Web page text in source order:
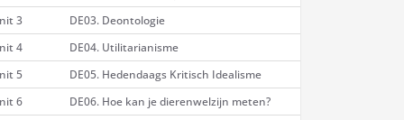
3
DE03. Deontologie
4
DE04. Utilitarianisme
5
DE05. Hedendaags Kritisch Idealisme
6
DE06. Hoe kan je dierenwelzijn meten?